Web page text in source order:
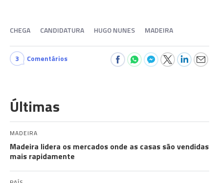
CHEGA CANDIDATURA HUGO NUNES MADEIRA
3 Comentários
Últimas
MADEIRA
Madeira lidera os mercados onde as casas são vendidas
mais rapidamente